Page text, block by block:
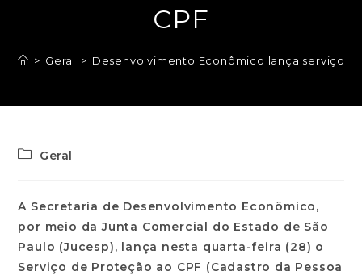
CPF
> Geral > Desenvolvimento Econômico lança serviço
Geral
A Secretaria de Desenvolvimento Econômico,
por meio da Junta Comercial do Estado de São
Paulo (Jucesp), lança nesta quarta-feira (28) o
Serviço de Proteção ao CPF (Cadastro da Pessoa